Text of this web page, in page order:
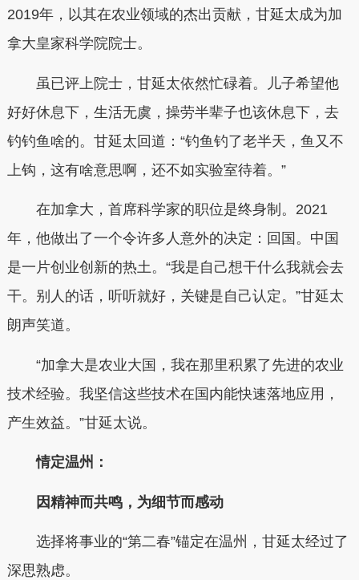
2019年，以其在农业领域的杰出贡献，甘延太成为加
拿大皇家科学院院士。
虽已评上院士， 甘延太依然忙碌着。
儿子希望他
好好休息下，生活无虞，操劳半辈子也该休息下，去
钓钓鱼啥的。甘延太回道：“钓鱼钓了老半天，鱼又不
上钩，这有啥意思啊，还不如实验室待着。”
在加拿大，首席科学家的职位是终身制。2021
年，他做出了一个令许多人意外的决定：回国。中国
是一片创业创新的热土。“我是自己想干什么我就会去
干。别人的话，听听就好，关键是自己认定。”甘延太
朗声笑道。
“加拿大是农业大国，我在那里积累了先进的农业
技术经验。我坚信这些技术在国内能快速落地应用，
产生效益。”甘延太说。
情定温州：
因精神而共鸣，为细节而感动
选择将事业的“第二春”锚定在温州，甘延太经过了
深思熟虑。